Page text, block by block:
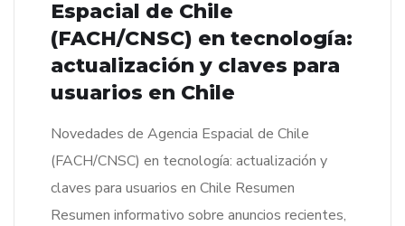
Espacial de Chile
(FACH/CNSC) en tecnología:
actualización y claves para
usuarios en Chile
Novedades de Agencia Espacial de Chile
(FACH/CNSC) en tecnología: actualización y
claves para usuarios en Chile Resumen
Resumen informativo sobre anuncios recientes,